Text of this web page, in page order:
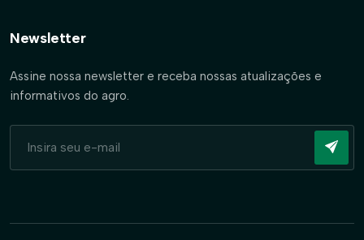
Newsletter
Assine nossa newsletter e receba nossas atualizações e
informativos do agro.